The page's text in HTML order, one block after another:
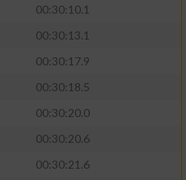
00:30:10.1
00:30:13.1
00:30:17.9
00:30:18.5
00:30:20.0
00:30:20.6
00:30:21.6